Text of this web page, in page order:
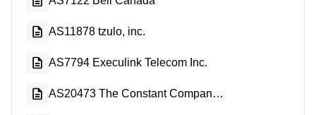
AS11878 tzulo, inc.
AS7794 Execulink Telecom Inc.
AS20473 The Constant Company, LLC